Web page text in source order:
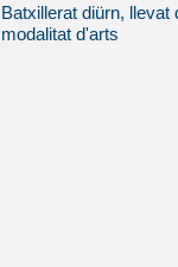
Batxillerat diürn, llevat
modalitat d'arts